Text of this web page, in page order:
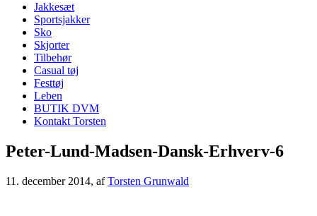
Jakkesæt
Sportsjakker
Sko
Skjorter
Tilbehør
Casual tøj
Festtøj
Leben
BUTIK DVM
Kontakt Torsten
Peter-Lund-Madsen-Dansk-Erhverv-6
11. december 2014, afTorsten Grunwald